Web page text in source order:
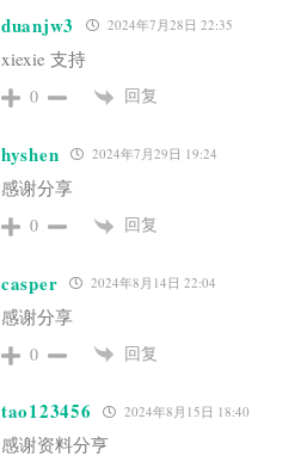
duanjw3 2024年7月28日 22:35
xiexie 支持
0 回复
hyshen 2024年7月29日 19:24
感谢分享
0 回复
casper 2024年8月14日 22:04
感谢分享
0 回复
tao123456 2024年8月15日 18:40
感谢资料分亨